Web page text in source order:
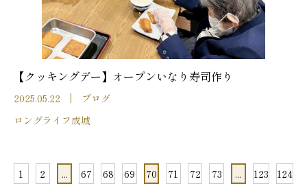
【クッキングデー】オープンいなり寿司作り
2025.05.22
ブログ
ロングライフ成城
1 2 ... 67 68 69 70 71 72 73 ... 123 124